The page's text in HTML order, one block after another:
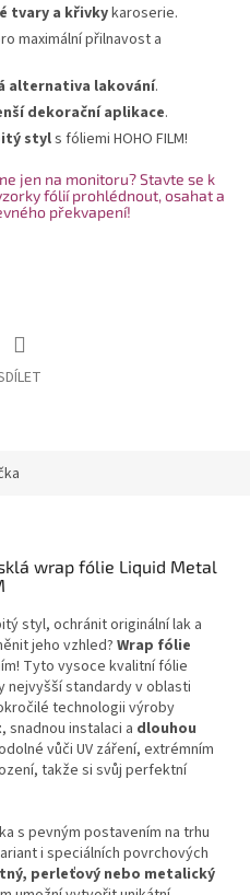
tvary a křivkykaroserie.
maximální přilnavost a
alternativa lakování.
dekorační aplikace.
styls fóliemi HOHO FILM!
jen na monitoru? Stavte se k
fólií prohlédnout, osahat a
překvapení!
wrap fólie Liquid Metal
styl, ochránit originální lak a
jeho vzhled? Wrap fólie
Tyto vysoce kvalitní fólie
nejvyšší standardy v oblasti
technologii výroby
, snadnou instalaci a dlouhou
vůči UV záření, extrémním
takže si svůj perfektní
s pevným postavením na trhu
i speciálních povrchových
perleťový nebo metalický